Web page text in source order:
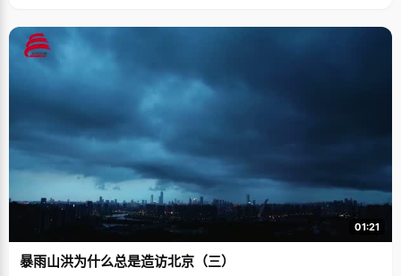
01:21
暴雨山洪为什么总是造访北京（三）